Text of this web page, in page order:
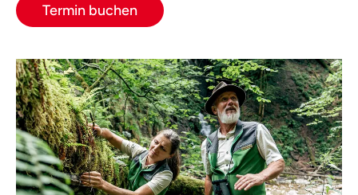
Termin buchen